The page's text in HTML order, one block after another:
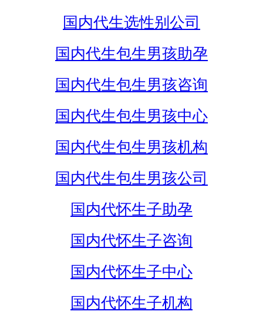
国内代生选性别公司
国内代生包生男孩助孕
国内代生包生男孩咨询
国内代生包生男孩中心
国内代生包生男孩机构
国内代生包生男孩公司
国内代怀生子助孕
国内代怀生子咨询
国内代怀生子中心
国内代怀生子机构